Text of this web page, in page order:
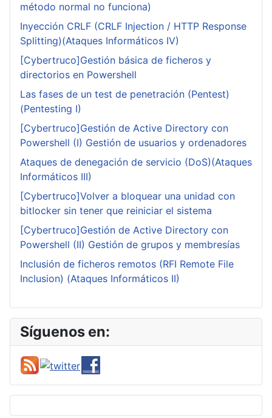
método normal no funciona)
Inyección CRLF (CRLF Injection / HTTP Response
Splitting)(Ataques Informáticos IV)
[Cybertruco]Gestión básica de ficheros y
directorios en Powershell
Las fases de un test de penetración (Pentest)
(Pentesting I)
[Cybertruco]Gestión de Active Directory con
Powershell (I) Gestión de usuarios y ordenadores
Ataques de denegación de servicio (DoS)(Ataques
Informáticos III)
[Cybertruco]Volver a bloquear una unidad con
bitlocker sin tener que reiniciar el sistema
[Cybertruco]Gestión de Active Directory con
Powershell (II) Gestión de grupos y membresías
Inclusión de ficheros remotos (RFI Remote File
Inclusion) (Ataques Informáticos II)
Síguenos en: